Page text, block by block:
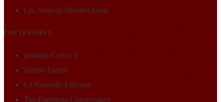
Les Amis de l'Institut Iliade
PARTENAIRES
Instituto Carlos V
Istituto Eneide
La Nouvelle Librairie
The European Conservative